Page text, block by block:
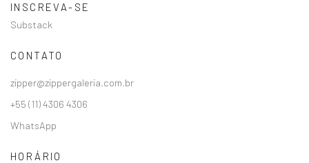
INSCREVA-SE
Substack
CONTATO
zipper@zippergaleria.com.br
+55 (11) 4306 4306
WhatsApp
HORÁRIO